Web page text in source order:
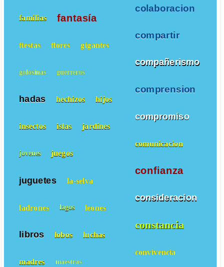
colaboracion
compartir
compañerismo
comprension
compromiso
comunicacion
confianza
consideracion
constancia
convivencia
familias fantasía
fiestas flores gigantes
golosinas guerreros
hadas hechizos hijos
insectos islas jardines
jovenes juegos
juguetes la-selva
ladrones lagos leones
libros lobos luchas
madres maestras